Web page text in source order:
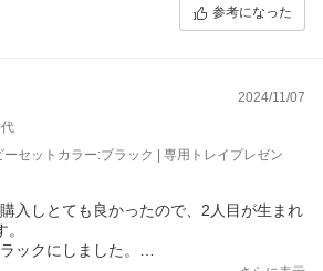
参考になった
2024/11/07
セットカラー:ブラック | 専用トレイプレゼン
入しとても良かったので、2人目が生まれ
ックにしました。